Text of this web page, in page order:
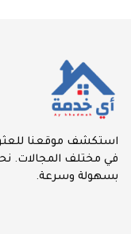
استكشف موقعنا
في مختلف المجالات.
بسهولة وسرعة.